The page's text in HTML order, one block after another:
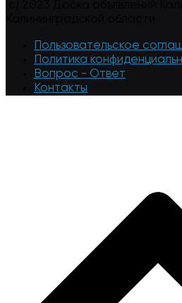
Пользовательское
Политика
Вопрос - Ответ
Контакты